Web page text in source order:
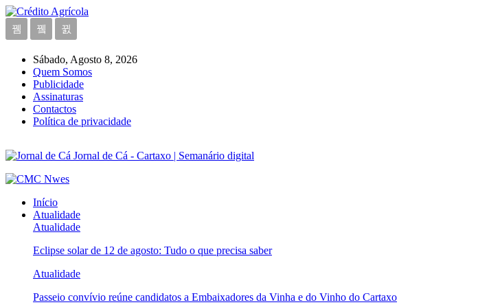
Sábado, Agosto 8, 2026
Quem Somos
Publicidade
Assinaturas
Contactos
Política de privacidade
Jornal de Cá - Cartaxo | Semanário digital
Início
Atualidade
Atualidade
Eclipse solar de 12 de agosto: Tudo o que precisa saber
Atualidade
Passeio convívio reúne candidatos a Embaixadores da Vinha e do Vinho do Cartaxo